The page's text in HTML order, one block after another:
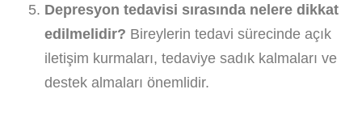
Depresyon tedavisi sırasında nelere dikkat
edilmelidir? Bireylerin tedavi sürecinde açık
iletişim kurmaları, tedaviye sadık kalmaları ve
destek almaları önemlidir.